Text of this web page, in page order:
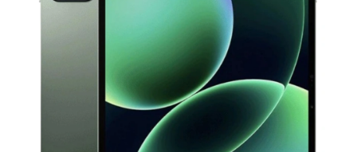
Оплата